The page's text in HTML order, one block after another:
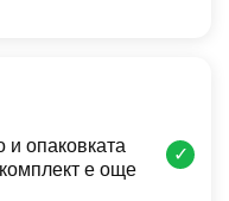
и опаковката
е още
✓